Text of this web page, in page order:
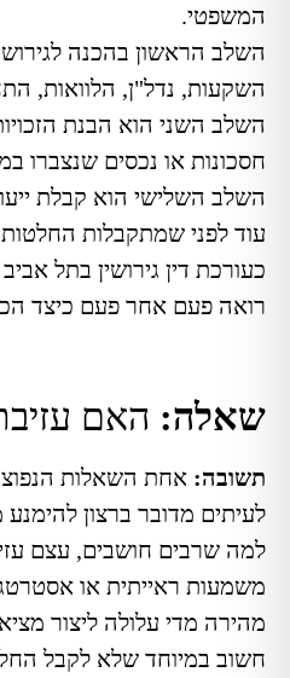
המשפטי.
השלב הראשון בהכנה
השקעות, נדל"ן, הלוואות,
חסכונות או נכסים שנצברו
השלב השלישי הוא קבלת
עוד לפני שמתקבלות
רואה פעם אחר פעם כיצד
שאלה: האם
תשובה: אחת השאלות
לעיתים מדובר ברצון
למה שרבים חושבים, עצם
משמעות ראייתית או
מהירה מדי עלולה ליצור
חשוב במיוחד שלא לקבל